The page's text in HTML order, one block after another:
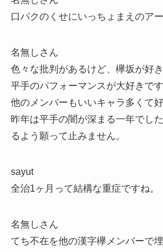
口パクのくせにいっちょまえのア
名無しさん
色々な批判があるけど、欅坂が好き
平手のパフォーマンスが大好きです
他のメンバーもいいキャラ多くて好
昨年は平手の闇が深まる一年でし
るよう願って止みません。
sayut
全治1ヶ月って結構な重症ですね。
名無しさん
てち不在を他の漢字欅メンバーで